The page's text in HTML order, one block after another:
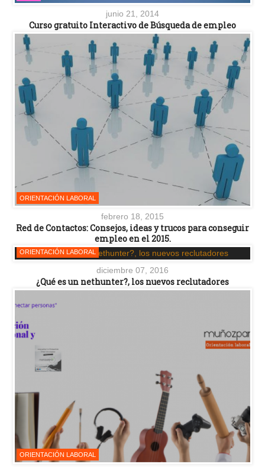
junio 21, 2014
Curso gratuito Interactivo de Búsqueda de empleo
ORIENTACIÓN LABORAL
febrero 18, 2015
Red de Contactos: Consejos, ideas y trucos para conseguir
empleo en el 2015.
ORIENTACIÓN LABORAL
diciembre 07, 2016
¿Qué es un nethunter?, los nuevos reclutadores
ORIENTACIÓN LABORAL